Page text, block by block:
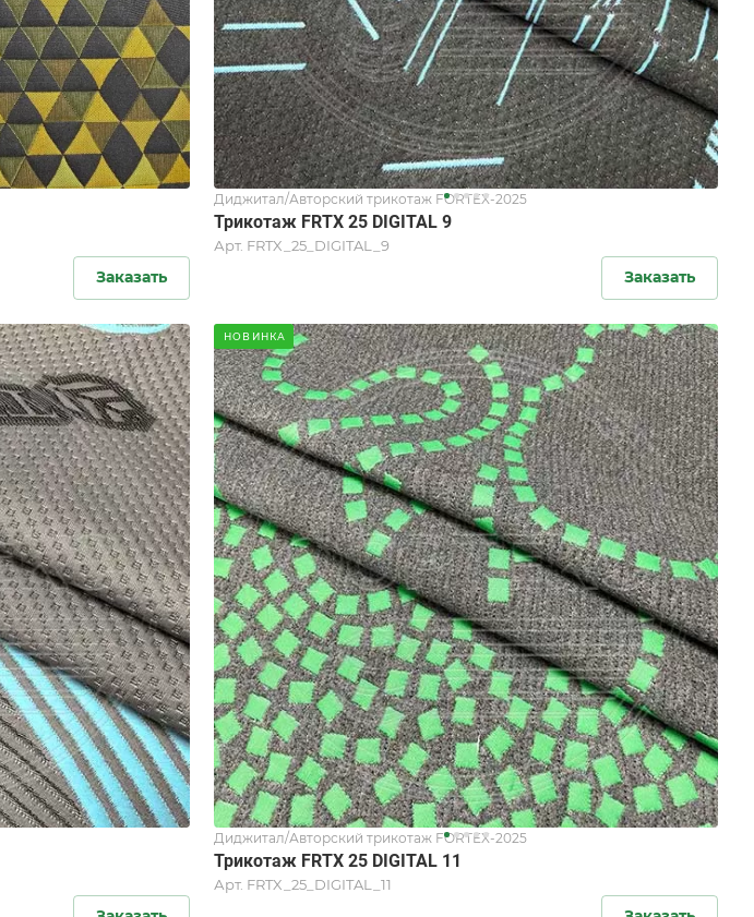
Заказать
Диджитал/Авторский трикотаж FORTEX-2025
Трикотаж FRTX 25 DIGITAL 9
Арт. FRTX_25_DIGITAL_9
Заказать
НОВИНКА
Диджитал/Авторский трикотаж FORTEX-2025
Трикотаж FRTX 25 DIGITAL 11
Арт. FRTX_25_DIGITAL_11